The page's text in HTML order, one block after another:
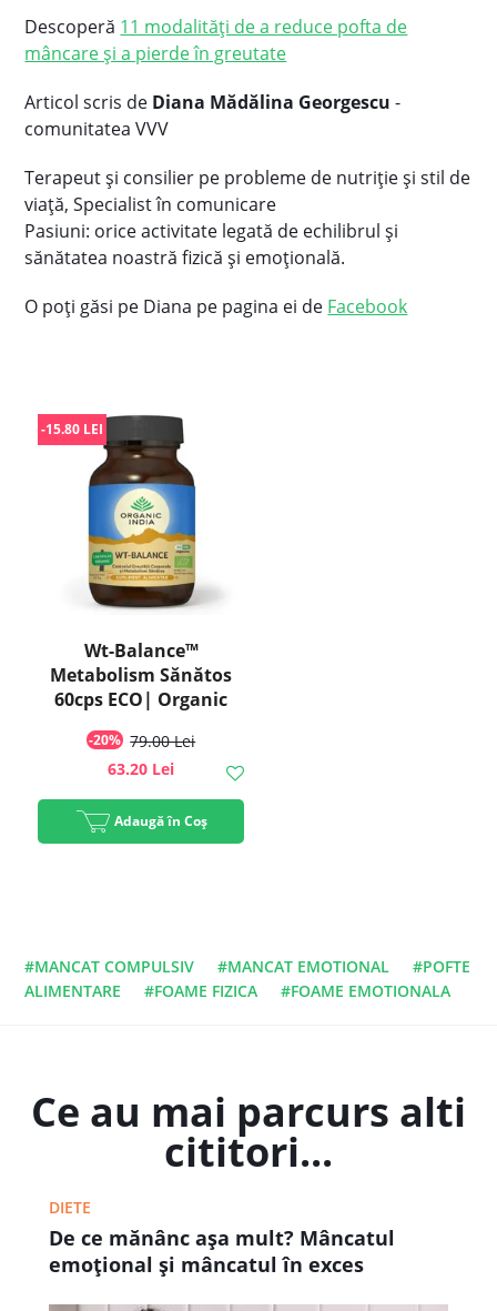
Descoperă 11 modalități de a reduce pofta de
mâncare și a pierde în greutate
Articol scris de Diana Mădălina Georgescu -
comunitatea VVV
Terapeut și consilier pe probleme de nutriție și stil de
viață, Specialist în comunicare
Pasiuni: orice activitate legată de echilibrul și
sănătatea noastră fizică și emoțională.
O poți găsi pe Diana pe pagina ei de Facebook
Wt-Balance™
Metabolism Sănătos
60cps ECO| Organic
-20% 79.00 Lei
-15.80 LEI
63.20 Lei
Adaugă în Coș
#MANCAT COMPULSIV #MANCAT EMOTIONAL
#POFTE
ALIMENTARE
#FOAME FIZICA #FOAME EMOTIONALA
Ce au mai parcurs alti
cititori...
DIETE
De ce mănânc așa mult? Mâncatul
emoțional și mâncatul în exces